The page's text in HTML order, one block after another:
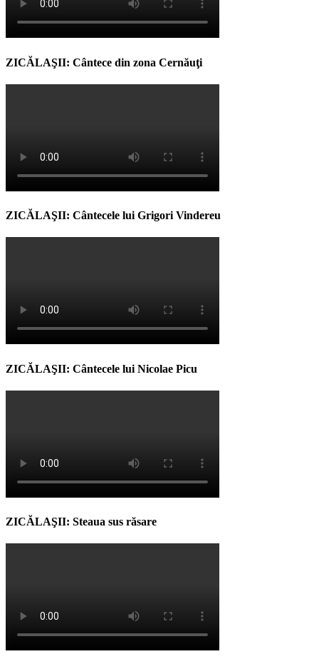
ZICĂLAŞII: Cântece din zona Cernăuţi
ZICĂLAŞII: Cântecele lui Grigori Vindereu
ZICĂLAŞII: Cântecele lui Nicolae Picu
ZICĂLAŞII: Steaua sus răsare